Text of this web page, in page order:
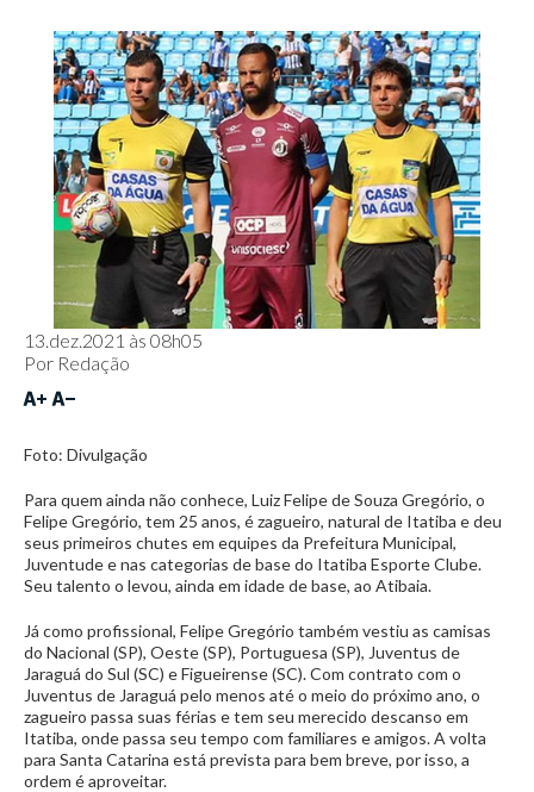
13.dez.2021 às 08h05
Por Redação
Foto: Divulgação
Para quem ainda não conhece, Luiz Felipe de Souza Gregório, o
Felipe Gregório, tem 25 anos, é zagueiro, natural de Itatiba e deu
seus primeiros chutes em equipes da Prefeitura Municipal,
Juventude e nas categorias de base do Itatiba Esporte Clube.
Seu talento o levou, ainda em idade de base, ao Atibaia.
Já como profissional, Felipe Gregório também vestiu as camisas
do Nacional (SP), Oeste (SP), Portuguesa (SP), Juventus de
Jaraguá do Sul (SC) e Figueirense (SC). Com contrato com o
Juventus de Jaraguá pelo menos até o meio do próximo ano, o
zagueiro passa suas férias e tem seu merecido descanso em
Itatiba, onde passa seu tempo com familiares e amigos. A volta
para Santa Catarina está prevista para bem breve, por isso, a
ordem é aproveitar.